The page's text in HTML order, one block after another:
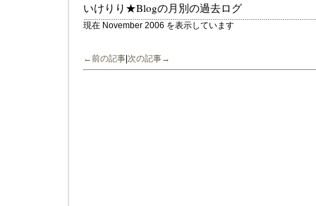
いけりり★Blogの月別の過去ログ
現在 November 2006 を表示しています
←前の記事 次の記事→